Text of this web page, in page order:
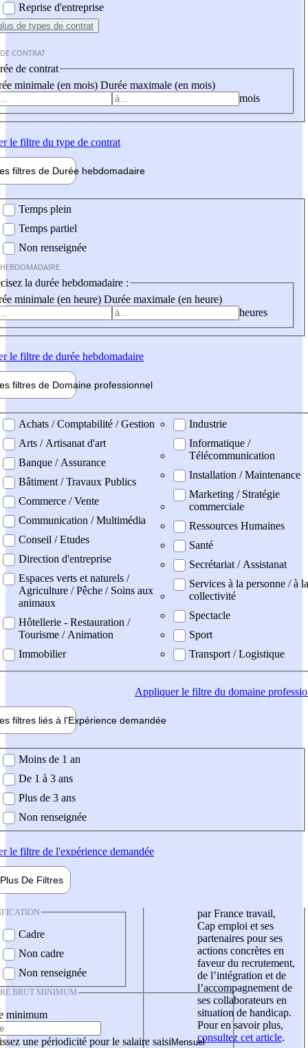
Reprise d'entreprise
de types de contrat
CONTRAT
de contrat
minimale (en mois) Durée maximale (en mois)
mois
le filtre du type de contrat
filtres de Durée hebdomadaire
Temps plein
Temps partiel
Non renseignée
la durée hebdomadaire :
minimale (en heure) Durée maximale (en heure)
heures
le filtre de durée hebdomadaire
filtres de Domaine professionnel
professionel
Achats / Comptabilité / Gestion
Arts / Artisanat d'art
Banque / Assurance
Bâtiment / Travaux Publics
Commerce / Vente
Communication / Multimédia
Conseil / Etudes
Direction d'entreprise
Espaces verts et naturels /
Agriculture / Pêche / Soins aux
animaux
Hôtellerie - Restauration /
Tourisme / Animation
Immobilier
Industrie
Informatique /
Télécommunication
Installation / Maintenance
Marketing / Stratégie
commerciale
Ressources Humaines
Santé
Secrétariat / Assistanat
Services à la personne / à la
collectivité
Spectacle
Sport
Transport / Logistique
Appliquerle filtre du domaine
filtres liés à l'Expérience demandée
demandée
Moins de 1 an
De 1 à 3 ans
Plus de 3 ans
Non renseignée
le filtre de l'expérience demandée
Plus De Filtres
Cadre
Non cadre
Non renseignée
BRUT MINIMUM
minimum
une périodicité pour le salaire saisi
par France travail,
Cap emploi et ses
partenaires pour ses
actions concrètes en
faveur du recrutement,
de l’intégration et de
l’accompagnement de
ses collaborateurs en
situation de handicap.
Pour en savoir plus,
consultez cet article.